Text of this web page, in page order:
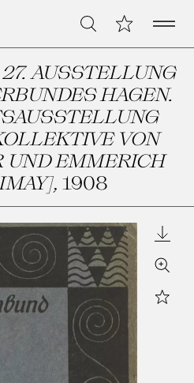
Suche Meine Open
27. AUSSTELLUNG
HAGEN.
VON
UND EMMERICH
, 1908
Zoom
Star